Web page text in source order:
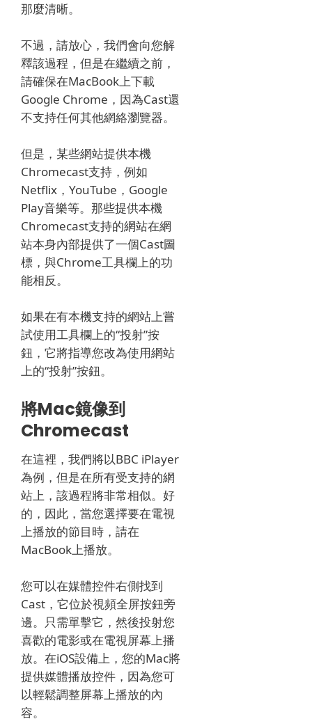
那麼清晰。
不過，請放心，我們會向您解
釋該過程，但是在繼續之前，
請確保在MacBook上下載
Google Chrome，因為Cast還
不支持任何其他網絡瀏覽器。
但是，某些網站提供本機
Chromecast支持，例如
Netflix，YouTube，Google
Play音樂等。那些提供本機
Chromecast支持的網站在網
站本身內部提供了一個Cast圖
標，與Chrome工具欄上的功
能相反。
如果在有本機支持的網站上嘗
試使用工具欄上的“投射”按
鈕，它將指導您改為使用網站
上的“投射”按鈕。
將Mac鏡像到
Chromecast
在這裡，我們將以BBC iPlayer
為例，但是在所有受支持的網
站上，該過程將非常相似。 好
的，因此，當您選擇要在電視
上播放的節目時，請在
MacBook上播放。
您可以在媒體控件右側找到
Cast，它位於視頻全屏按鈕旁
邊。 只需單擊它，然後投射您
喜歡的電影或在電視屏幕上播
放。 在iOS設備上，您的Mac將
提供媒體播放控件，因為您可
以輕鬆調整屏幕上播放的內
容。